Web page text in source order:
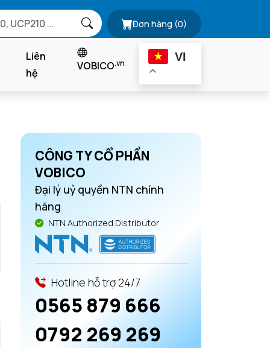
Đơn hàng (0)
Liên
hệ
VOBICO.vn VI
CÔNG TY CỔ PHẦN
VOBICO
Đại lý uỷ quyền NTN chính
hãng
NTN Authorized Distributor
Hotline hỗ trợ 24/7
0565 879 666
0792 269 269